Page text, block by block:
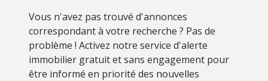
Vous n'avez pas trouvé d'annonces
correspondant à votre recherche ? Pas de
problème ! Activez notre service d'alerte
immobilier gratuit et sans engagement pour
être informé en priorité des nouvelles